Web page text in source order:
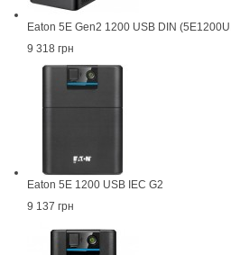
Eaton 5E Gen2 1200 USB DIN
9 318 грн
Eaton 5E 1200 USB IEC G2
9 137 грн